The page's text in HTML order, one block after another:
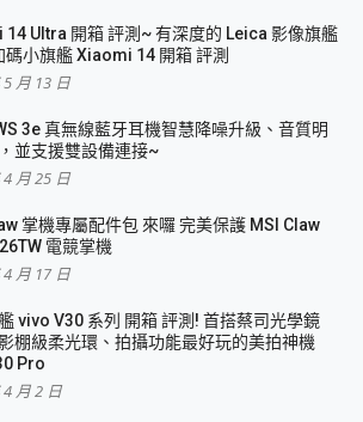
Ultra 開箱 評測~ 有深度的 Leica 影像旗艦
碼小旗艦 Xiaomi 14 開箱 評測
月 13 日
3e 真無線藍牙耳機智慧降噪升級、音質明
並支援雙設備連接~
月 25 日
掌機專屬配件包 來囉 完美保護 MSI Claw
電競掌機
月 17 日
vivo V30 系列 開箱 評測! 首搭蔡司光學鏡
棚級柔光環、拍攝功能最好玩的美拍神機
Pro
月 2 日